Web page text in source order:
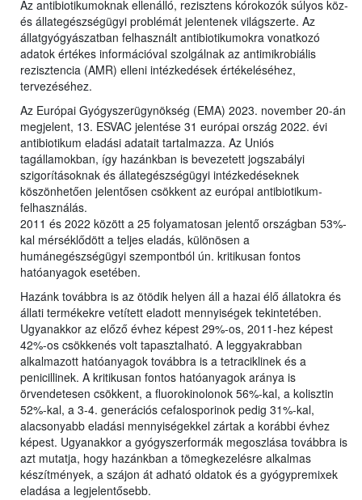
Az antibiotikumoknak ellenálló, rezisztens kórokozók súlyos köz-
és állategészségügyi problémát jelentenek világszerte. Az
állatgyógyászatban felhasznált antibiotikumokra vonatkozó
adatok értékes információval szolgálnak az antimikrobiális
rezisztencia (AMR) elleni intézkedések értékeléséhez,
tervezéséhez.
Az Európai Gyógyszerügynökség (EMA) 2023. november 20-án
megjelent, 13. ESVAC jelentése 31 európai ország 2022. évi
antibiotikum eladási adatait tartalmazza. Az Uniós
tagállamokban, így hazánkban is bevezetett jogszabályi
szigorításoknak és állategészségügyi intézkedéseknek
köszönhetően jelentősen csökkent az európai antibiotikum-
felhasználás.
2011 és 2022 között a 25 folyamatosan jelentő országban 53%-
kal mérséklődött a teljes eladás, különösen a
humánegészségügyi szempontból ún. kritikusan fontos
hatóanyagok esetében.
Hazánk továbbra is az ötödik helyen áll a hazai élő állatokra és
állati termékekre vetített eladott mennyiségek tekintetében.
Ugyanakkor az előző évhez képest 29%-os, 2011-hez képest
42%-os csökkenés volt tapasztalható. A leggyakrabban
alkalmazott hatóanyagok továbbra is a tetraciklinek és a
penicillinek. A kritikusan fontos hatóanyagok aránya is
örvendetesen csökkent, a fluorokinolonok 56%-kal, a kolisztin
52%-kal, a 3-4. generációs cefalosporinok pedig 31%-kal,
alacsonyabb eladási mennyiségekkel zártak a korábbi évhez
képest. Ugyanakkor a gyógyszerformák megoszlása továbbra is
azt mutatja, hogy hazánkban a tömegkezelésre alkalmas
készítmények, a szájon át adható oldatok és a gyógypremixek
eladása a legjelentősebb.